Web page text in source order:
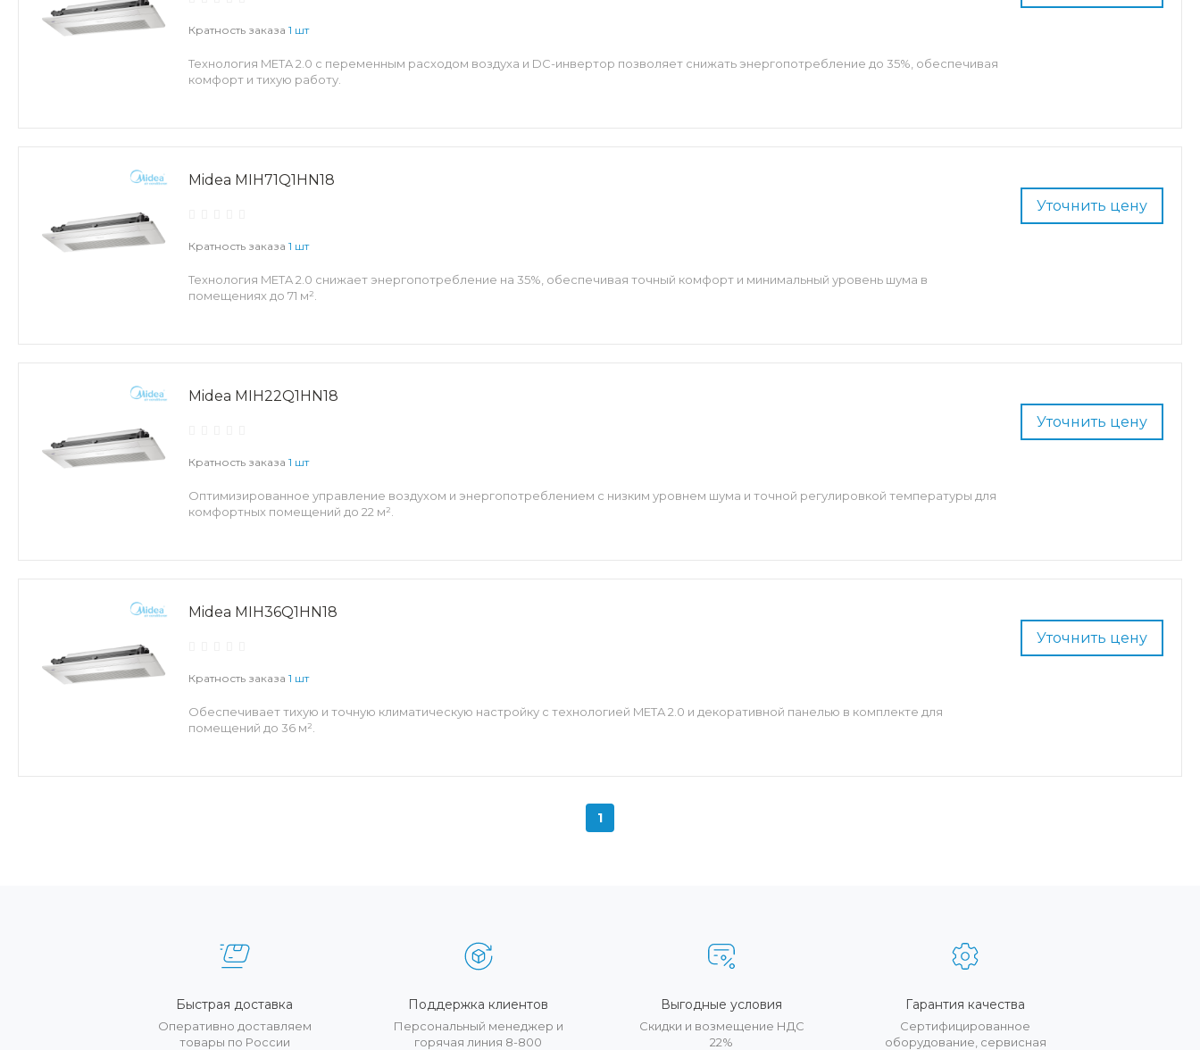
Кратность заказа 1 шт
Технология META 2.0 с переменным расходом воздуха и DC-инвертор позволяет снижать энергопотребление до 35%, обеспечивая
комфорт и тихую работу.
Уточнить цену
Midea MIH71Q1HN18
Кратность заказа 1 шт
Технология META 2.0 снижает энергопотребление на 35%, обеспечивая точный комфорт и минимальный уровень шума в
помещениях до 71 м².
Уточнить цену
Midea MIH22Q1HN18
Кратность заказа 1 шт
Оптимизированное управление воздухом и энергопотреблением с низким уровнем шума и точной регулировкой температуры для
комфортных помещений до 22 м².
Уточнить цену
Midea MIH36Q1HN18
Кратность заказа 1 шт
Обеспечивает тихую и точную климатическую настройку с технологией META 2.0 и декоративной панелью в комплекте для
помещений до 36 м².
1
Быстрая доставка
Оперативно доставляем
товары по России
Поддержка клиентов
Персональный менеджер и
горячая линия 8-800
Выгодные условия
Скидки и возмещение НДС
22%
Гарантия качества
Сертифицированное
оборудование, сервисная